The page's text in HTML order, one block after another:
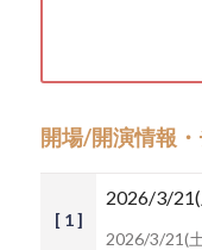
開場/開演情報
[ 1 ]
2026/3/
2026/3/21(